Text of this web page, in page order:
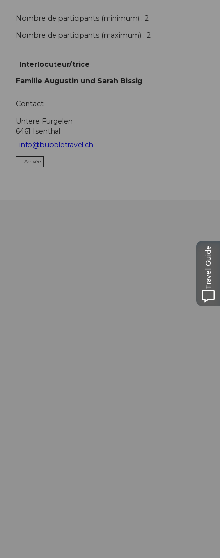
Nombre de participants (minimum) : 2
Nombre de participants (maximum) : 2
Interlocuteur/trice
Familie Augustin und Sarah Bissig
Contact
Untere Furgelen
6461
Isenthal
info@bubbletravel.ch
Arrivée
Travel Guide